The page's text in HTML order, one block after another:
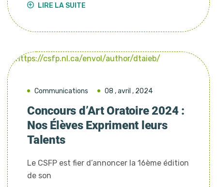
LIRE LA SUITE
Communications 08 , avril , 2024
Concours d’Art Oratoire 2024 :
Nos Élèves Expriment leurs
Talents
Le CSFP est fier d’annoncer la 16ème édition
de son